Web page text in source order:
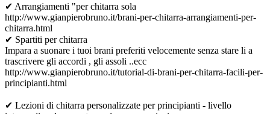
✔ Arrangiamenti "per chitarra sola
http://www.gianpierobruno.it/brani-per-chitarra-arrangiamenti-per-
chitarra.html
✔ Spartiti per chitarra
Impara a suonare i tuoi brani preferiti velocemente senza stare li a
trascrivere gli accordi , gli assoli ..ecc
http://www.gianpierobruno.it/tutorial-di-brani-per-chitarra-facili-per-
principianti.html
✔ Lezioni di chitarra personalizzate per principianti - livello